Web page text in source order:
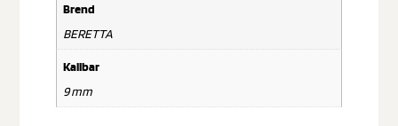
Brend
BERETTA
Kalibar
9 mm